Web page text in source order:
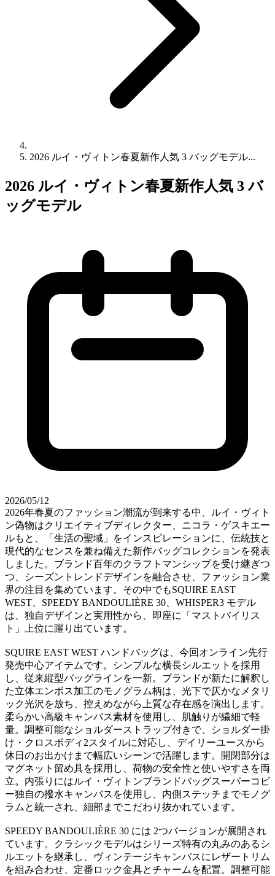
2026 ルイ・ヴィトン春夏新作人気 3 バッグモデル...
2026 ルイ・ヴィトン春夏新作人気 3 バ
ッグモデル
2026/05/12
2026年春夏のファッション潮流が到来する中、ルイ・ヴィト
ン偽物はクリエイティブディレクター、ニコラ・ゲスキエー
ルもと、「生活の聖域」をインスピレーションに、伝統技と
現代的なセンスを兼ね備えた新作バッグコレクションを発表
しました。ブランド百年のクラフトマンシップを受け継ぎつ
つ、シーズントレンドデザインを融合させ、ファッション業
界の注目を集めています。その中でもSQUIRE EAST
WEST、SPEEDY BANDOULIÈRE 30、WHISPER3 モデル
は、独自デザインと実用性から、即座に「マストバイリス
ト」上位に躍り出ています。
SQUIRE EAST WEST ハンドバッグは、今回オンライン先行
発売中心アイテムです。シンプルな横長シルエットを採用
し、従来縦型バッグラインを一新。ブランドが新たに解釈し
た立体エンボス加工のモノグラム柄は、光下で仄かなメタリ
ック光沢を放ち、控えめながら上質な存在感を演出します。
柔らかい高級キャンバス素材を使用し、肌触りが繊細で軽
量。調整可能なショルダーストラップ付きで、ショルダー掛
け・クロスボディ2スタイルに対応し、デイリーユースから
休日のお出かけまで幅広いシーンで活躍します。開閉部分は
マグネット留め具を採用し、荷物の安全性と使いやすさを両
立。内張りにはルイ・ヴィトンブランドバッグスーパーコピ
ー独自の撥水キャンバスを使用し、内側ステッチまでモノグ
ラムと統一され、細部までこだわり抜かれています。
SPEEDY BANDOULIÈRE 30 には 2つバージョンが展開され
ています。クラシックモデルはシリーズ特有の丸みのあるシ
ルエットを継承し、ヴィンテージキャンバスにレザートリム
を組み合わせ、定番ロック金具とチャームを配置。調整可能